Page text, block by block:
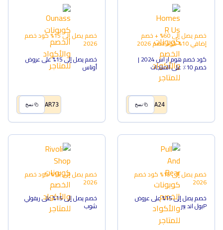
خصم يصل إلى 60% + خصم
إضافي 10% كود خصم2026
كود خصم هوم ار اس 2024 |
خصم 10٪ على المنتجات
A24 نسخ
خصم يصل إلى 15% كود خصم
2026
خصم يصل إلى 15% على عروض
أوناس
AR73 نسخ
خصم يصل إلى 15% كود خصم
2026
خصم يصل إلى 15% على عروض
Pبول اند بير
خصم يصل إلى 15% كود خصم
2026
خصم يصل إلى 15% على ريفولي
شوب